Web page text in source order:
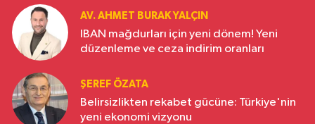
AV. AHMET BURAK YALÇIN
IBAN mağdurları için yeni dönem! Yeni
düzenleme ve ceza indirim oranları
ŞEREF ÖZATA
Belirsizlikten rekabet gücüne: Türkiye'nin
yeni ekonomi vizyonu